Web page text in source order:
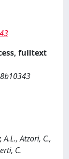
fulltext
A.L., Atzori, C.,
C.